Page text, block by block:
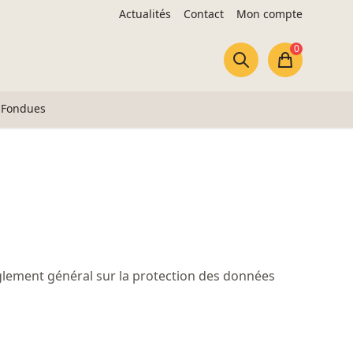
Actualités Contact Mon compte
Panier
0
Fondues
général sur la protection des données